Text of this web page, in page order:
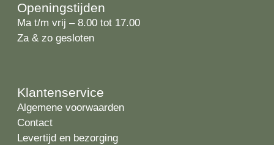
Openingstijden
Ma t/m vrij – 8.00 tot 17.00
Za & zo gesloten
Klantenservice
Algemene voorwaarden
Contact
Levertijd en bezorging